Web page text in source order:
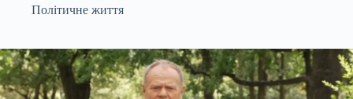
Політичне життя